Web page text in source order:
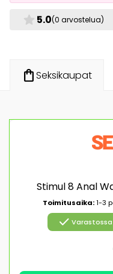
star 5.0(0 arvostelua)
shopping_bagSeksikaupat
Stimul 8 Anal
Toimitusaika:1-3
check Varastossa